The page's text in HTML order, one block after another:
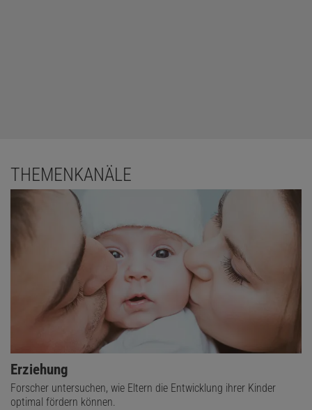
THEMENKANÄLE
Erziehung
Forscher untersuchen, wie Eltern die Entwicklung ihrer Kinder
optimal fördern können.